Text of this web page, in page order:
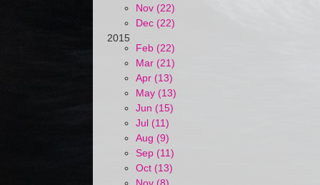
Nov (22)
Dec (22)
2015
Feb (22)
Mar (21)
Apr (13)
May (13)
Jun (15)
Jul (11)
Aug (9)
Sep (11)
Oct (13)
Nov (8)